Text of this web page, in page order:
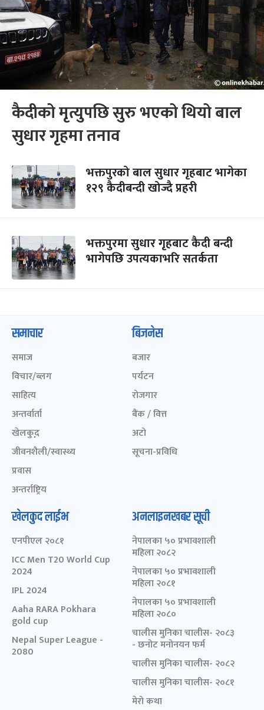
कैदीको मृत्युपछि सुरु भएको थियो बाल
सुधार गृहमा तनाव
भक्तपुरको बाल सुधार गृहबाट भागेका
१२९ कैदीबन्दी खोज्दै प्रहरी
भक्तपुरमा सुधार गृहबाट कैदी बन्दी
भागेपछि उपत्यकाभरि सतर्कता
समाचार
समाज
विचार/ब्लग
साहित्य
अन्तर्वार्ता
खेलकुद़़
जीवनशैली/स्वास्थ्य
प्रवास
अन्तर्राष्ट्रिय
बिजनेस
बजार
पर्यटन
रोजगार
बैंक / वित्त
अटो
सूचना-प्रविधि
खेलकुद लाईभ
एनपीएल २०८१
ICC Men T20 World Cup
2024
IPL 2024
Aaha RARA Pokhara
gold cup
Nepal Super League -
2080
अनलाइनखबर सूची
नेपालका ५० प्रभावशाली
महिला २०८२
नेपालका ५० प्रभावशाली
महिला २०८१
नेपालका ५० प्रभावशाली
महिला २०८०
चालीस मुनिका चालीस- २०८३
- छनोट मनोनयन फर्म
चालीस मुनिका चालीस- २०८२
चालीस मुनिका चालीस- २०८१
मेरो कथा